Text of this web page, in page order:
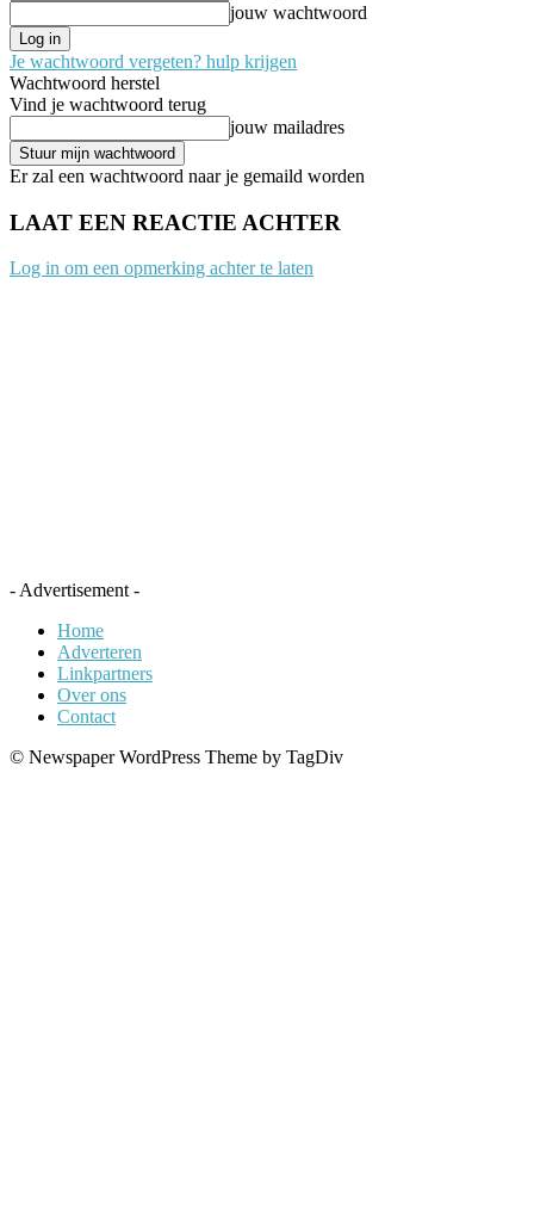
jouw wachtwoord
Je wachtwoord vergeten? hulp krijgen
Wachtwoord herstel
Vind je wachtwoord terug
jouw mailadres
Er zal een wachtwoord naar je gemaild worden
LAAT EEN REACTIE ACHTER
Log in om een opmerking achter te laten
- Advertisement -
Home
Adverteren
Linkpartners
Over ons
Contact
© Newspaper WordPress Theme by TagDiv